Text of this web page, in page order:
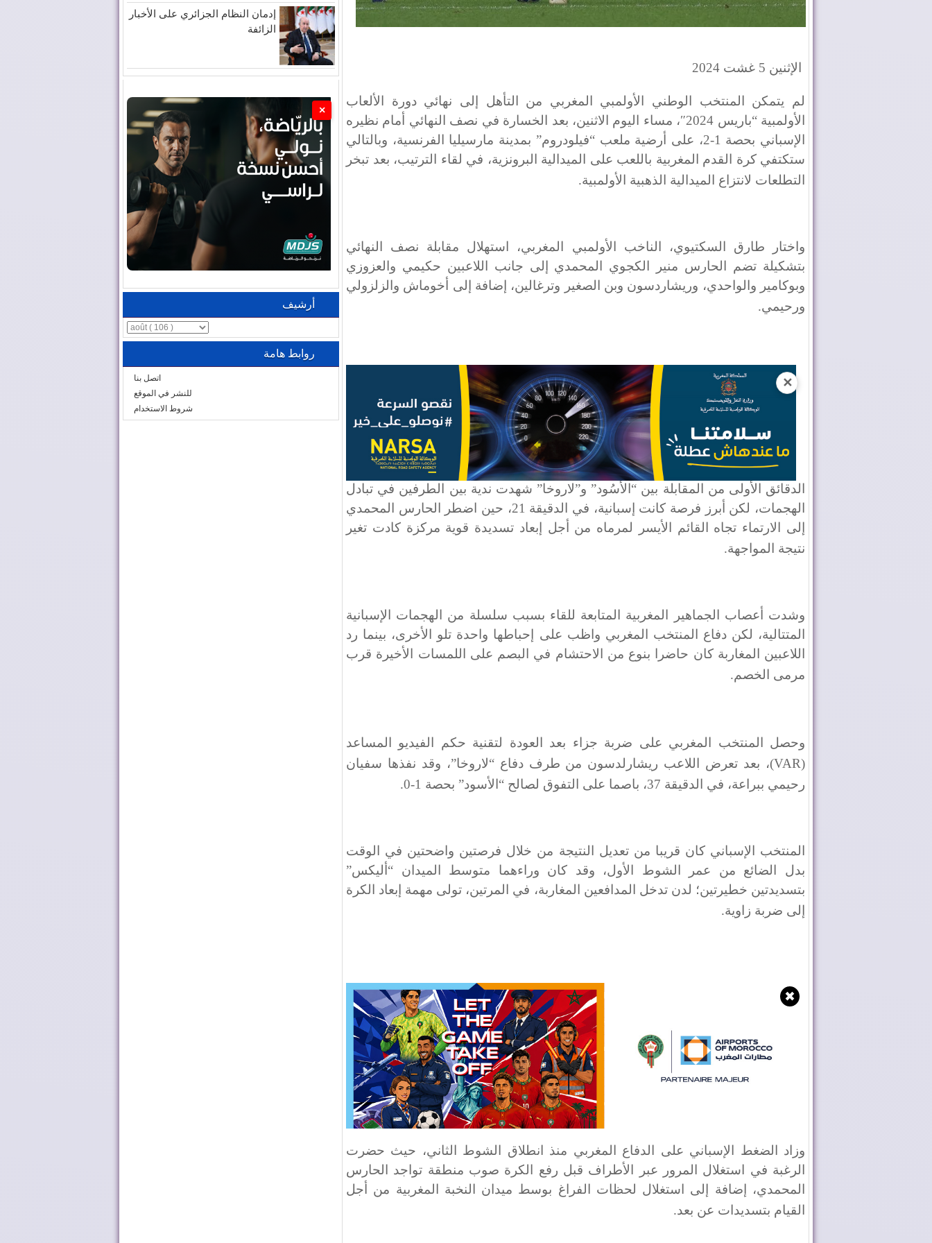
الإثنين 5 غشت 2024
لم يتمكن المنتخب الوطني الأولمبي المغربي من التأهل إلى نهائي دورة الألعاب
الأولمبية “باريس 2024″، مساء اليوم الاثنين، بعد الخسارة في نصف النهائي أمام نظيره
الإسباني بحصة 1-2، على أرضية ملعب “فيلودروم” بمدينة مارسيليا الفرنسية، وبالتالي
ستكتفي كرة القدم المغربية باللعب على الميدالية البرونزية، في لقاء الترتيب، بعد تبخر
التطلعات لانتزاع الميدالية الذهبية الأولمبية.
واختار طارق السكتيوي، الناخب الأولمبي المغربي، استهلال مقابلة نصف النهائي
بتشكيلة تضم الحارس منير الكجوي المحمدي إلى جانب اللاعبين حكيمي والعزوزي
وبوكامير والواحدي، وريشاردسون وبن الصغير وترغالين، إضافة إلى أخوماش والزلزولي
ورحيمي.
✕
الدقائق الأولى من المقابلة بين “الأسُود” و”لاروخا” شهدت ندية بين الطرفين في تبادل
الهجمات، لكن أبرز فرصة كانت إسبانية، في الدقيقة 21، حين اضطر الحارس المحمدي
إلى الارتماء تجاه القائم الأيسر لمرماه من أجل إبعاد تسديدة قوية مركزة كادت تغير
نتيجة المواجهة.
وشدت أعصاب الجماهير المغربية المتابعة للقاء بسبب سلسلة من الهجمات الإسبانية
المتتالية، لكن دفاع المنتخب المغربي واظب على إحباطها واحدة تلو الأخرى، بينما رد
اللاعبين المغاربة كان حاضرا بنوع من الاحتشام في البصم على اللمسات الأخيرة قرب
مرمى الخصم.
وحصل المنتخب المغربي على ضربة جزاء بعد العودة لتقنية حكم الفيديو المساعد
(VAR)، بعد تعرض اللاعب ريشارلدسون من طرف دفاع “لاروخا”، وقد نفذها سفيان
رحيمي ببراعة، في الدقيقة 37، باصما على التفوق لصالح “الأسود” بحصة 1-0
.
المنتخب الإسباني كان قريبا من تعديل النتيجة من خلال فرصتين واضحتين في الوقت
بدل الضائع من عمر الشوط الأول، وقد كان وراءهما متوسط الميدان “أليكس”
بتسديدتين خطيرتين؛ لدن تدخل المدافعين المغاربة، في المرتين، تولى مهمة إبعاد الكرة
إلى ضربة زاوية.
✖
وزاد الضغط الإسباني على الدفاع المغربي منذ انطلاق الشوط الثاني، حيث حضرت
الرغبة في استغلال المرور عبر الأطراف قبل رفع الكرة صوب منطقة تواجد الحارس
المحمدي، إضافة إلى استغلال لحظات الفراغ بوسط ميدان النخبة المغربية من أجل
القيام بتسديدات عن بعد.
إدمان النظام الجزائري على الأخبار
الزائفة
×
أرشيف
روابط هامة
اتصل بنا
للنشر في الموقع
شروط الاستخدام